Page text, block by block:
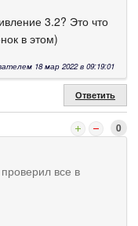
3.2? Это что
в этом)
18 мар 2022 в 09:19:01
Ответить
0
все в